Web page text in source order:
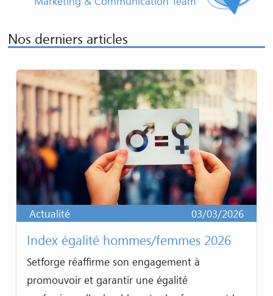
Nos derniers articles
Actualité 03/03/2026
Index égalité hommes/femmes 2026
Setforge réaffirme son engagement à
promouvoir et garantir une égalité